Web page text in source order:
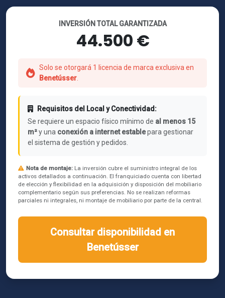
INVERSIÓN TOTAL GARANTIZADA
44.500 €
Solo se otorgará 1 licencia de marca exclusiva en
Benetússer
Requisitos del Local y Conectividad:
Se requiere un espacio físico mínimo de al menos 15
m²y una conexión a internet establepara gestionar
el sistema de gestión y pedidos.
Nota de montaje: La inversión cubre el suministro integral de los
activos detallados a continuación. El franquiciado cuenta con libertad
de elección y flexibilidad en la adquisición y disposición del mobiliario
complementario según sus preferencias. No se realizan reformas
parciales ni integrales, ni montaje de mobiliario por parte de la central.
Consultar disponibilidad en
Benetússer